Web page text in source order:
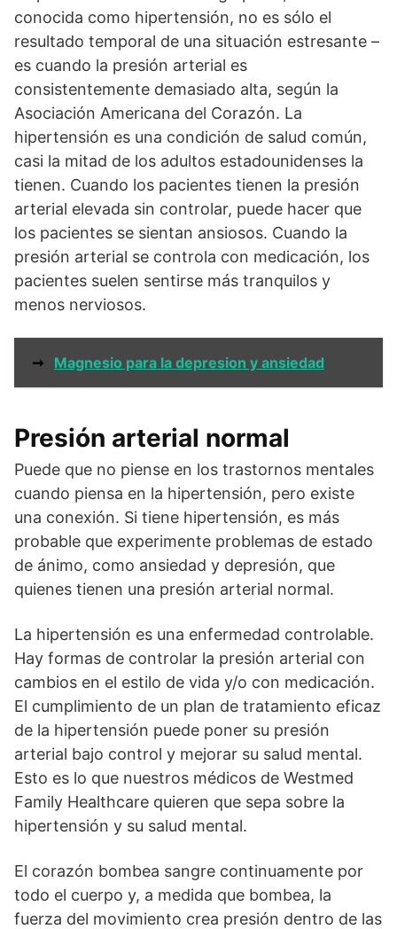
conocida como hipertensión, no es sólo el
resultado temporal de una situación estresante –
es cuando la presión arterial es
consistentemente demasiado alta, según la
Asociación Americana del Corazón. La
hipertensión es una condición de salud común,
casi la mitad de los adultos estadounidenses la
tienen. Cuando los pacientes tienen la presión
arterial elevada sin controlar, puede hacer que
los pacientes se sientan ansiosos. Cuando la
presión arterial se controla con medicación, los
pacientes suelen sentirse más tranquilos y
menos nerviosos.
➞ Magnesio para la depresion y ansiedad
Presión arterial normal
Puede que no piense en los trastornos mentales
cuando piensa en la hipertensión, pero existe
una conexión. Si tiene hipertensión, es más
probable que experimente problemas de estado
de ánimo, como ansiedad y depresión, que
quienes tienen una presión arterial normal.
La hipertensión es una enfermedad controlable.
Hay formas de controlar la presión arterial con
cambios en el estilo de vida y/o con medicación.
El cumplimiento de un plan de tratamiento eficaz
de la hipertensión puede poner su presión
arterial bajo control y mejorar su salud mental.
Esto es lo que nuestros médicos de Westmed
Family Healthcare quieren que sepa sobre la
hipertensión y su salud mental.
El corazón bombea sangre continuamente por
todo el cuerpo y, a medida que bombea, la
fuerza del movimiento crea presión dentro de las